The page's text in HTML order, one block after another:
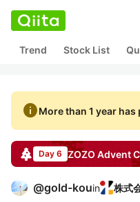
Trend Stock List
infoMore than 1 year
Day 6 ZOZO Advent
@gold-kouin